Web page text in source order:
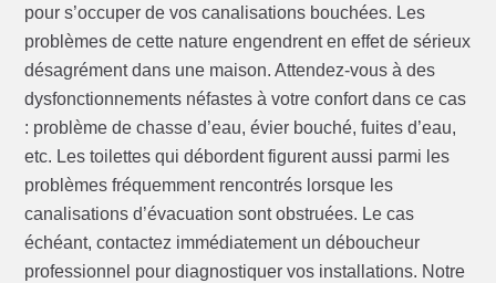
pour s’occuper de vos canalisations bouchées. Les
problèmes de cette nature engendrent en effet de sérieux
désagrément dans une maison. Attendez-vous à des
dysfonctionnements néfastes à votre confort dans ce cas
: problème de chasse d’eau, évier bouché, fuites d’eau,
etc. Les toilettes qui débordent figurent aussi parmi les
problèmes fréquemment rencontrés lorsque les
canalisations d’évacuation sont obstruées. Le cas
échéant, contactez immédiatement un déboucheur
professionnel pour diagnostiquer vos installations. Notre